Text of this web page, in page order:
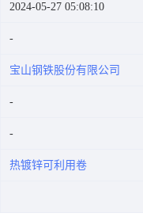
2024-05-27 05:08:10
宝山钢铁股份有限公司
热镀锌可利用卷